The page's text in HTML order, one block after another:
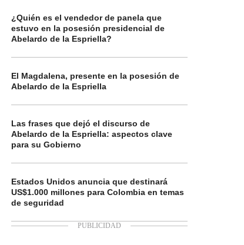
¿Quién es el vendedor de panela que
estuvo en la posesión presidencial de
Abelardo de la Espriella?
El Magdalena, presente en la posesión de
Abelardo de la Espriella
Las frases que dejó el discurso de
Abelardo de la Espriella: aspectos clave
para su Gobierno
Estados Unidos anuncia que destinará
US$1.000 millones para Colombia en temas
de seguridad